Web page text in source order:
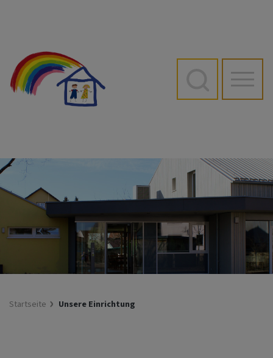
Inhalt
Startseite Unsere Einrichtung